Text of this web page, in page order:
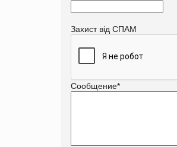
Захист від СПАМ
Сообщение*